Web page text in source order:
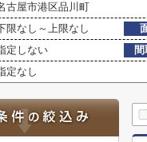
古屋市港区品川町
限なし～上限なし
定しない 間
定なし